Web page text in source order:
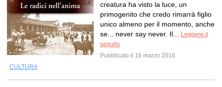
creatura ha visto la luce, un
primogenito che credo rimarrà figlio
unico almeno per il momento, anche
se... never say never. Il...
Leggere il
seguito
Pubblicato il 16 marzo 2016
CULTURA